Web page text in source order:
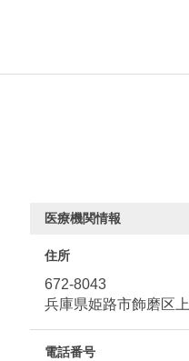
医療機関情報
住所
672-8043
兵庫県姫路市飾磨区
電話番号